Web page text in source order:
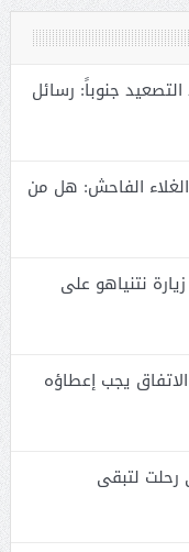
جنوباً: رسائل
الفاحش: هل من
نتنياهو على
يجب إعطاؤه
لتبقى